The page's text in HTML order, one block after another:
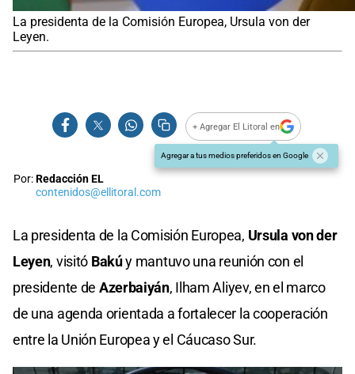
La presidenta de la Comisión Europea, Ursula von der
Leyen.
+ Agregar El Litoral en
Agregar a tus medios preferidos en Google
Por:Redacción EL
contenidos@ellitoral.com
La presidenta de la Comisión Europea, Ursula von der
Leyen, visitó Bakúy mantuvo una reunión con el
presidente de Azerbaiyán, Ilham Aliyev, en el marco
de una agenda orientada a fortalecer la cooperación
entre la Unión Europea y el Cáucaso Sur.